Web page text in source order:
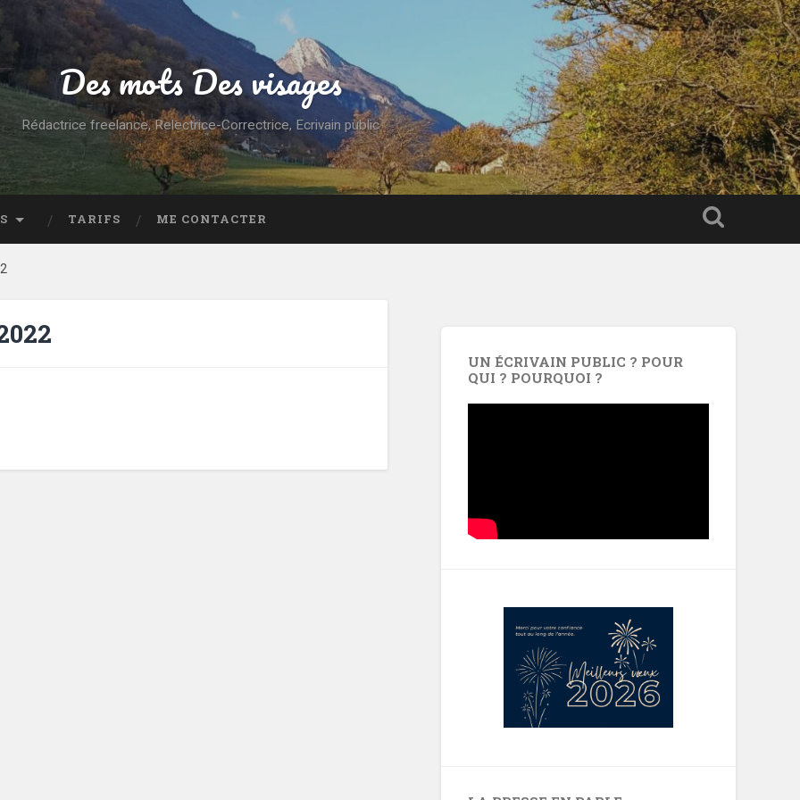
Des mots Des visages
Rédactrice freelance, Relectrice-Correctrice, Ecrivain public
TARIFS ME CONTACTER
UN ÉCRIVAIN PUBLIC ? POUR
QUI ? POURQUOI ?